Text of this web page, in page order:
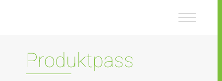
Produktpass